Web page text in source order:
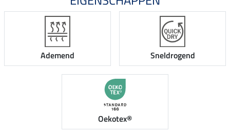
Ademend Sneldrogend
Oekotex®